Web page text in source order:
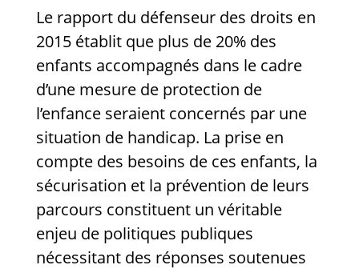
Le rapport du défenseur des droits en
2015 établit que plus de 20% des
enfants accompagnés dans le cadre
d’une mesure de protection de
l’enfance seraient concernés par une
situation de handicap. La prise en
compte des besoins de ces enfants, la
sécurisation et la prévention de leurs
parcours constituent un véritable
enjeu de politiques publiques
nécessitant des réponses soutenues